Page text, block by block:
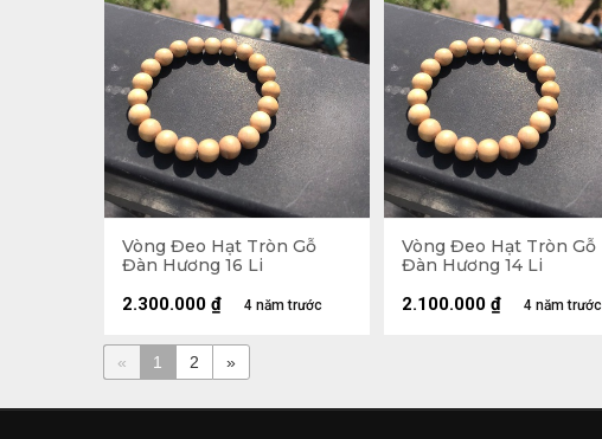
Vòng Đeo Hạt Tròn Gỗ
Đàn Hương 16 Li
4 năm trước
2.300.000 ₫
Vòng Đeo Hạt Tròn Gỗ
Đàn Hương 14 Li
4 năm trước
2.100.000 ₫
« 1 2 »